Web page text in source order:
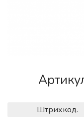
Штрихкод.